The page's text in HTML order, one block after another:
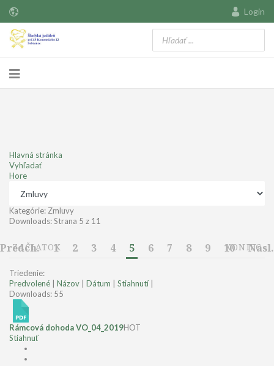
Login
Hlavná stránka
Vyhľadať
Hore
Kategórie: Zmluvy
Downloads: Strana 5 z 11
ZAČIATOK
Predch. 1 2 3 4 5 6 7 8 9 10 Nasl.
KONIEC
Triedenie:
Predvolené
Názov Dátum Stiahnutí
Downloads: 55
Rámcová dohoda VO_04_2019HOT
Stiahnuť